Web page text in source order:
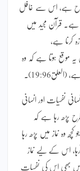
روح ہے، اس سے غافل
ہے۔ قرآن مجید میں
کرنا ہے،
یہ موقع ہوتا ہے کہ وہ
نفسیات اور انسانی
پڑھ رہا ہے کہ
وہ نماز میں پڑھ رہا
اس کے لیے نماز
بھی اس کی نفسیات